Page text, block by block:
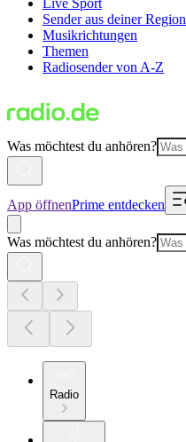
Live Sport
Sender aus deiner Region
Musikrichtungen
Themen
Radiosender von A-Z
Was möchtest du anhören?
App öffnenPrime entdecken
Was möchtest du anhören?
Radio